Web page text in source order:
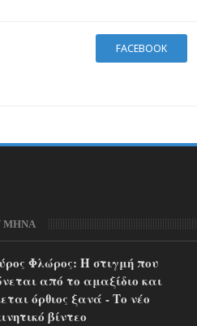
FACEBOOK
ΜΗΝΑ
Φλώρος: Η στιγμή που
από το αμαξίδιο και
όρθιος ξανά - Το νέο
βίντεο